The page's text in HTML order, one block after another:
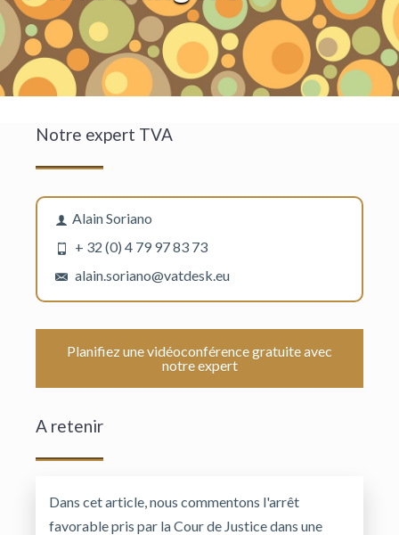
Notre expert TVA
Alain Soriano
+ 32 (0) 4 79 97 83 73
alain.soriano@vatdesk.eu
Planifiez une vidéoconférence gratuite avec
notre expert
A retenir
Dans cet article, nous commentons l'arrêt
favorable pris par la Cour de Justice dans une